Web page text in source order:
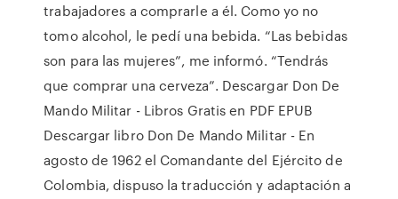
trabajadores a comprarle a él. Como yo no
tomo alcohol, le pedí una bebida. “Las bebidas
son para las mujeres”, me informó. “Tendrás
que comprar una cerveza”. Descargar Don De
Mando Militar - Libros Gratis en PDF EPUB
Descargar libro Don De Mando Militar - En
agosto de 1962 el Comandante del Ejército de
Colombia, dispuso la traducción y adaptación a